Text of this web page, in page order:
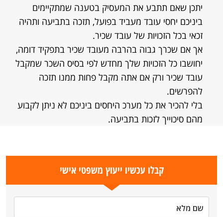
יתכן שאם תתבע את המעסיק בטענה שמתקיימים
ביניכם יחסי עובד מעביד בפועל, תזכה בתביעה ותהיה
זכאי בכל הזכויות של עובד שכיר.
אך אם שכרך גבוה בהרבה מעובד שכיר בתפקיד דומה,
יחושבו כל הזכויות שלך מחדש לפי בסיס השכר שמקבל
עובד שכיר ורק אם אתה מקבל פחות ממנו תזכה
להפרשים.
בלי להכיר את כל מערכ היחסים ביניכם לא ניתן לקבוע
מהם סיכוייך לזכות בתביעה.
קבלו עכשיו ייעוץ משפטי אישי